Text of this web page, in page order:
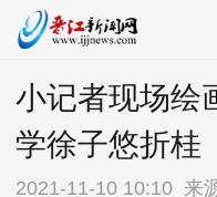
小记者现场绘
学徐子悠折桂
2021-11-10 10:10 来